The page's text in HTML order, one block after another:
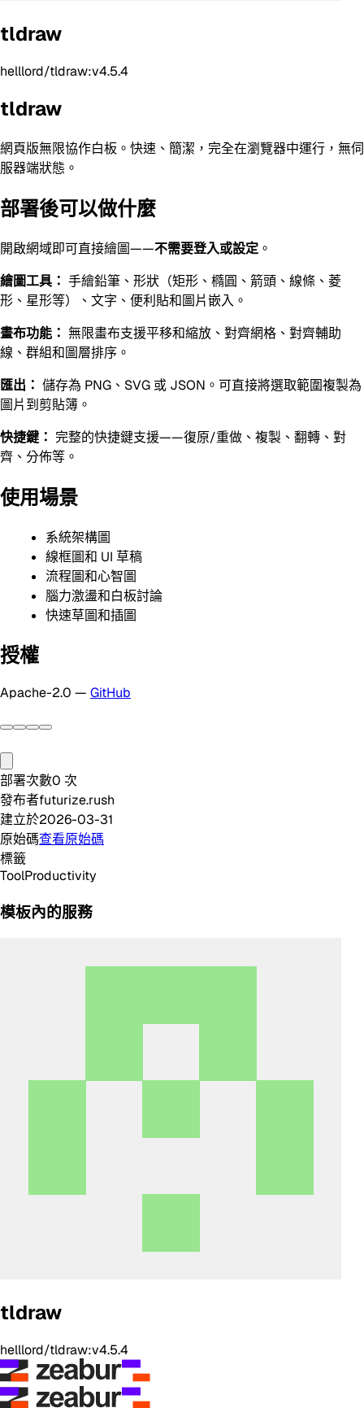
tldraw
helllord/tldraw:v4.5.4
tldraw
網頁版無限協作白板。快速、簡潔，完全在瀏覽器中運行，無伺
服器端狀態。
部署後可以做什麼
開啟網域即可直接繪圖——不需要登入或設定 。
繪圖工具： 手繪鉛筆、形狀（矩形、橢圓、箭頭、線條、菱
形、星形等）、文字、便利貼和圖片嵌入。
畫布功能： 無限畫布支援平移和縮放、對齊網格、對齊輔助
線、群組和圖層排序。
匯出： 儲存為 PNG、SVG 或 JSON。可直接將選取範圍複製為
圖片到剪貼簿。
快捷鍵： 完整的快捷鍵支援——復原/重做、複製、翻轉、對
齊、分佈等。
使用場景
系統架構圖
線框圖和 UI 草稿
流程圖和心智圖
腦力激盪和白板討論
快速草圖和插圖
授權
Apache-2.0 — GitHub
部署次數0 次
發布者futurize.rush
建立於2026-03-31
原始碼查看原始碼
標籤
ToolProductivity
模板內的服務
tldraw
helllord/tldraw:v4.5.4